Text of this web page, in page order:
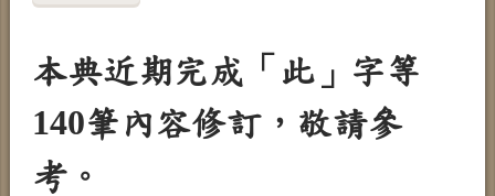
本典近期完成「此」字等
140筆內容修訂，敬請參
考。